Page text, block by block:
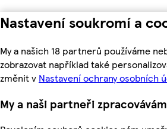
Nastavení soukromí a
My a našich 18 partnerů používáme
zobrazovat například také
změnit v Nastavení ochrany osobních
My a naši partneři